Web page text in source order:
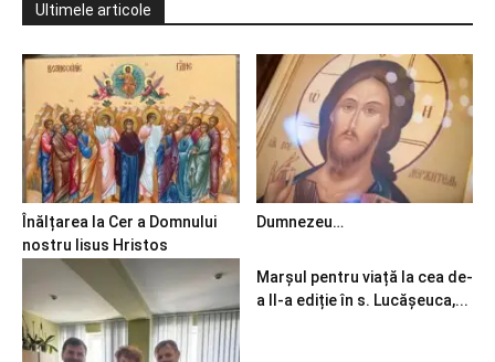
Ultimele articole
Înălțarea la Cer a Domnului
nostru Iisus Hristos
Dumnezeu…
Marșul pentru viață la cea de-
a II-a ediție în s. Lucășeuca,...